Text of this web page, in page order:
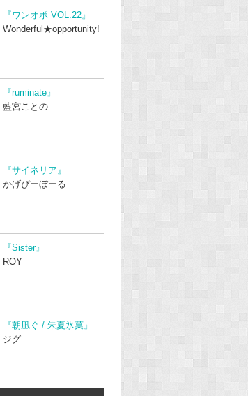
『ワンオポ VOL.22』
Wonderful★opportunity!
『ruminate』
藍宮ことの
『サイネリア』
かげぴーぼーる
『Sister』
ROY
『朝凪ぐ / 朱夏氷菓』
ジグ